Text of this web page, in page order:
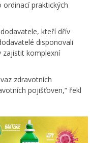
praktických
kteří dřív
disponovali
zajistit komplexní
zdravotních
pojišťoven,“ řekl